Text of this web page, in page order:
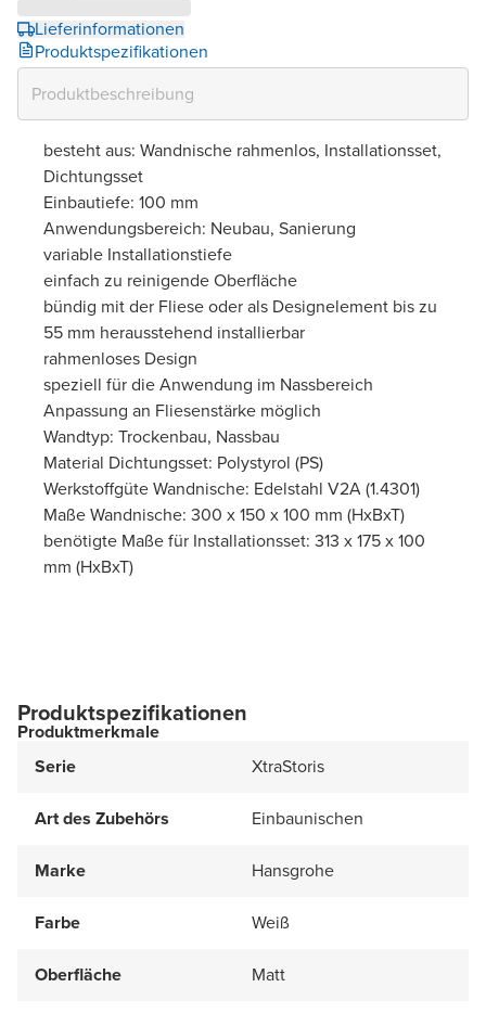
Lieferinformationen
Produktspezifikationen
besteht aus: Wandnische rahmenlos, Installationsset,
Dichtungsset
Einbautiefe: 100 mm
Anwendungsbereich: Neubau, Sanierung
variable Installationstiefe
einfach zu reinigende Oberfläche
bündig mit der Fliese oder als Designelement bis zu
55 mm herausstehend installierbar
rahmenloses Design
speziell für die Anwendung im Nassbereich
Anpassung an Fliesenstärke möglich
Wandtyp: Trockenbau, Nassbau
Material Dichtungsset: Polystyrol (PS)
Werkstoffgüte Wandnische: Edelstahl V2A (1.4301)
Maße Wandnische: 300 x 150 x 100 mm (HxBxT)
benötigte Maße für Installationsset: 313 x 175 x 100
mm (HxBxT)
Produktspezifikationen
Produktmerkmale
Serie
XtraStoris
Art des Zubehörs Einbaunischen
Marke Hansgrohe
Farbe Weiß
Oberfläche Matt